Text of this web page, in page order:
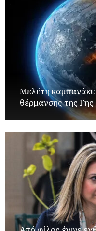
Μελέτη
θέρμανσης της